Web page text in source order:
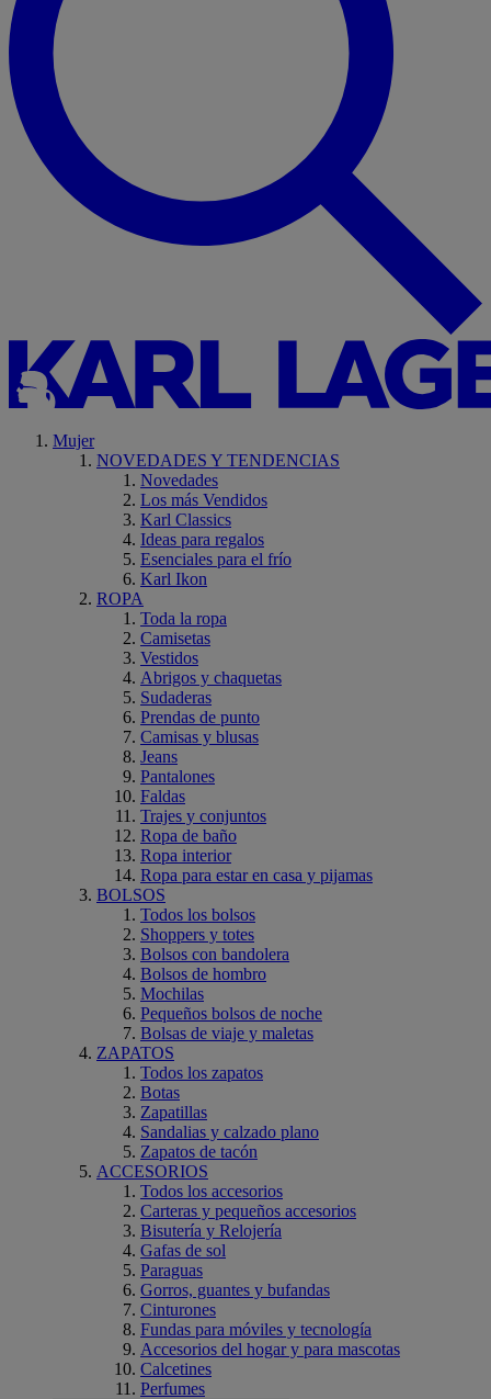
Mujer
NOVEDADES Y TENDENCIAS
Novedades
Los más Vendidos
Karl Classics
Ideas para regalos
Esenciales para el frío
Karl Ikon
ROPA
Toda la ropa
Camisetas
Vestidos
Abrigos y chaquetas
Sudaderas
Prendas de punto
Camisas y blusas
Jeans
Pantalones
Faldas
Trajes y conjuntos
Ropa de baño
Ropa interior
Ropa para estar en casa y pijamas
BOLSOS
Todos los bolsos
Shoppers y totes
Bolsos con bandolera
Bolsos de hombro
Mochilas
Pequeños bolsos de noche
Bolsas de viaje y maletas
ZAPATOS
Todos los zapatos
Botas
Zapatillas
Sandalias y calzado plano
Zapatos de tacón
ACCESORIOS
Todos los accesorios
Carteras y pequeños accesorios
Bisutería y Relojería
Gafas de sol
Paraguas
Gorros, guantes y bufandas
Cinturones
Fundas para móviles y tecnología
Accesorios del hogar y para mascotas
Calcetines
Perfumes